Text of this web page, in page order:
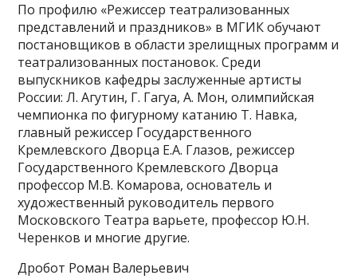
По профилю «Режиссер театрализованных
представлений и праздников» в МГИК обучают
постановщиков в области зрелищных программ и
театрализованных постановок. Среди
выпускников кафедры заслуженные артисты
России: Л. Агутин, Г. Гагуа, А. Мон, олимпийская
чемпионка по фигурному катанию Т. Навка,
главный режиссер Государственного
Кремлевского Дворца Е.А. Глазов, режиссер
Государственного Кремлевского Дворца
профессор М.В. Комарова, основатель и
художественный руководитель первого
Московского Театра варьете, профессор Ю.Н.
Черенков и многие другие.
Дробот Роман Валерьевич